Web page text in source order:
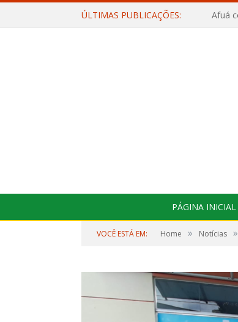
ÚLTIMAS PUBLICAÇÕES:
PÁGINA INICIAL
VOCÊ ESTÁ EM: Home » Notícias »